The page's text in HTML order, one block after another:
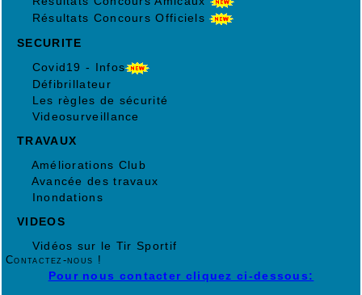
Résultats Concours Officiels
SECURITE
Covid19 - Infos
Défibrillateur
Les règles de sécurité
Videosurveillance
TRAVAUX
Améliorations Club
Avancée des travaux
Inondations
VIDEOS
Vidéos sur le Tir Sportif
Contactez-nous !
Pour nous contacter cliquez ci-dessous: